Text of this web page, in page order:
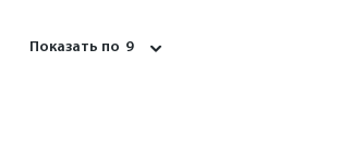
Показать по 9